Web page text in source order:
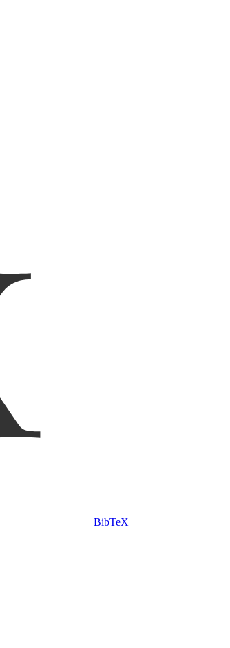
BibTeX